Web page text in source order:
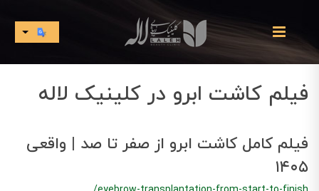
فیلم کاشت ابرو در کلینیک لاله
فیلم کامل کاشت ابرو از صفر تا صد | واقعی
۱۴۰۵